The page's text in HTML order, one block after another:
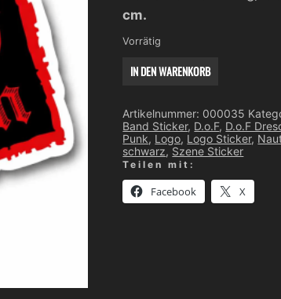
cm.
Vorrätig
D.o.F
Logo
(rot/schwarz)
Menge
IN DEN WARENKORB
Artikelnummer: 000035
Band Sticker, D.o.F, D.o.F
Punk, Logo, Logo Sticker,
schwarz, Szene Sticker
Teilen mit:
Facebook X